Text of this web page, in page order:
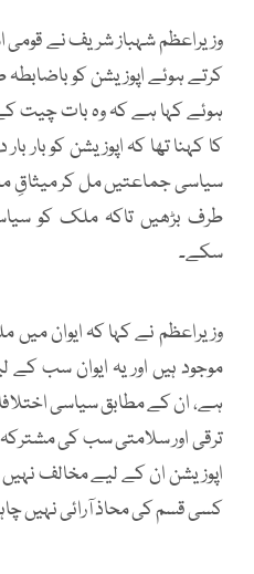
وزیراعظم شہباز شریف نے
کرتے ہوئے اپوزیشن کو
ہوئے کہا ہے کہ وہ بات چیت کے
کا کہنا تھا کہ اپوزیشن کو
سیاسی جماعتیں مل کر میثاقِ
طرف بڑھیں تاکہ ملک کو
سکے۔
وزیراعظم نے کہا کہ ایوان
موجود ہیں اور یہ ایوان سب
ہے، ان کے مطابق سیاسی
ترقی اور سلامتی سب کی
اپوزیشن ان کے لیے مخالف نہیں
کسی قسم کی محاذ آرائی نہیں